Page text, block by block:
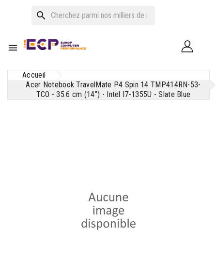
search

Accueil
Acer Notebook TravelMate P4 Spin 14 TMP414RN-53-
TCO - 35.6 cm (14") - Intel I7-1355U - Slate Blue